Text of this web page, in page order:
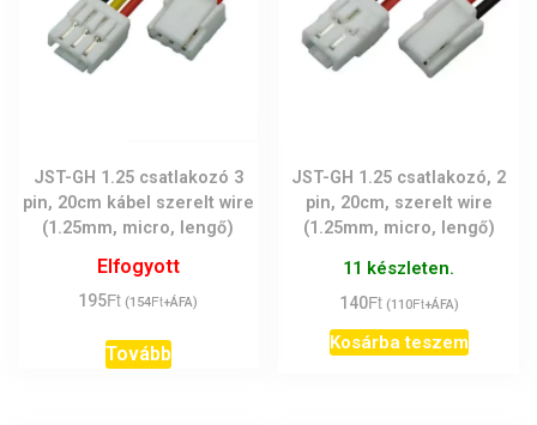
JST-GH 1.25 csatlakozó 3
pin, 20cm kábel szerelt wire
(1.25mm, micro, lengő)
Elfogyott
195Ft (154Ft+ÁFA)
Tovább
JST-GH 1.25 csatlakozó, 2
pin, 20cm, szerelt wire
(1.25mm, micro, lengő)
11 készleten.
140Ft (110Ft+ÁFA)
Kosárba teszem